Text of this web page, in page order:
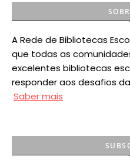
A Rede de Bibliotecas
que todas as
excelentes bibliotecas
responder aos desafios
Saber mais